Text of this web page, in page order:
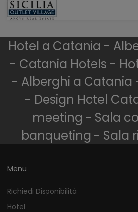
Hotel a Catania -
- Catania Hotels -
- Alberghi a Catania
- Design Hotel
meeting - Sala
banqueting - Sala
Menu
Richiedi Disponibilità
Hotel